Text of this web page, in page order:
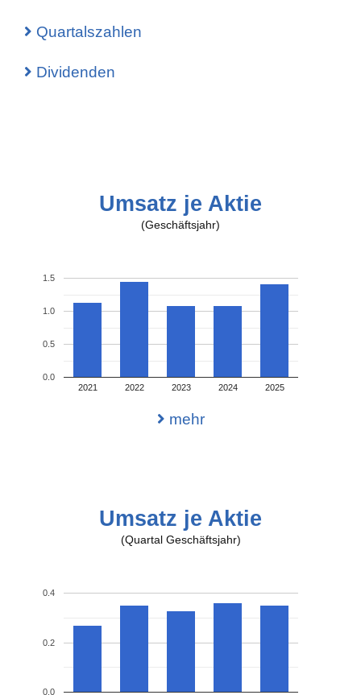
Quartalszahlen
Dividenden
Umsatz je Aktie
(Geschäftsjahr)
2021 2022 2023 2024 2025
0.0
0.5
1.0
1.5
mehr
Umsatz je Aktie
(Quartal Geschäftsjahr)
0.0
0.2
0.4